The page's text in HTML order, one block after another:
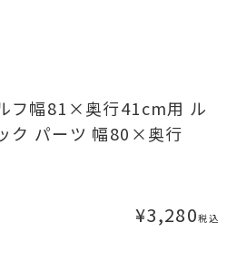
フ幅81×奥行41cm用 ル
ク パーツ 幅80×奥行
¥3,280税込